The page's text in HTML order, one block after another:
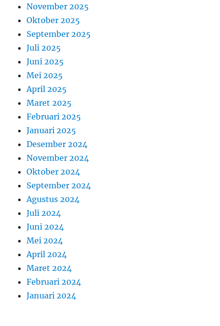
November 2025
Oktober 2025
September 2025
Juli 2025
Juni 2025
Mei 2025
April 2025
Maret 2025
Februari 2025
Januari 2025
Desember 2024
November 2024
Oktober 2024
September 2024
Agustus 2024
Juli 2024
Juni 2024
Mei 2024
April 2024
Maret 2024
Februari 2024
Januari 2024